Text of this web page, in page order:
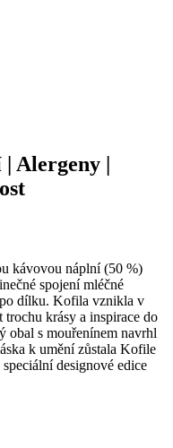
Alergeny |
kávovou náplní (50 %)
spojení mléčné
dílku. Kofila vznikla v
trochu krásy a inspirace do
obal s mouřenínem navrhl
k umění zůstala Kofile
designové edice